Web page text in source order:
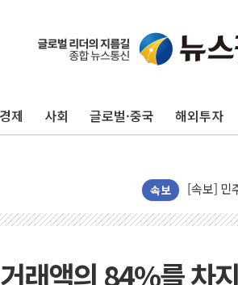
경제 사회 글로벌·중국 해외투자
속보
[속보] 민
[속보] 민
이번주
美, 이란
폐기물
래액의 84%를 차